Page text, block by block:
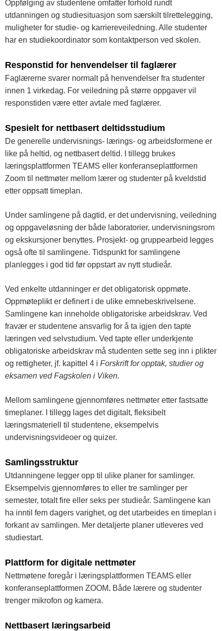
Oppfølging av studentene omfatter forhold rundt
utdanningen og studiesituasjon som særskilt tilrettelegging,
muligheter for studie- og karriereveiledning. Alle studenter
har en studiekoordinator som kontaktperson ved skolen.
Responstid for henvendelser til faglærer
Faglærerne svarer normalt på henvendelser fra studenter
innen 1 virkedag. For veiledning på større oppgaver vil
responstiden være etter avtale med faglærer.
Spesielt for nettbasert deltidsstudium
De generelle undervisnings- lærings- og arbeidsformene er
like på heltid, og nettbasert deltid. I tillegg brukes
læringsplattformen TEAMS eller konferanseplattformen
Zoom til nettmøter mellom lærer og studenter på kveldstid
etter oppsatt timeplan.
Under samlingene på dagtid, er det undervisning, veiledning
og oppgaveløsning der både laboratorier, undervisningsrom
og ekskursjoner benyttes. Prosjekt- og gruppearbeid legges
også ofte til samlingene. Tidspunkt for samlingene
planlegges i god tid før oppstart av nytt studieår.
Ved enkelte utdanninger er det obligatorisk oppmøte.
Oppmøteplikt er definert i de ulike emnebeskrivelsene.
Samlingene kan inneholde obligatoriske arbeidskrav. Ved
fravær er studentene ansvarlig for å ta igjen den tapte
læringen ved selvstudium. Ved tapte eller underkjente
obligatoriske arbeidskrav må studenten sette seg inn i plikter
og rettigheter, jf. kapittel 4 i Forskrift for opptak, studier og
eksamen ved Fagskolen i Viken.
Mellom samlingene gjennomføres nettmøter etter fastsatte
timeplaner. I tillegg lages det digitalt, fleksibelt
læringsmateriell til studentene, eksempelvis
undervisningsvideoer og quizer.
Samlingsstruktur
Utdanningene legger opp til ulike planer for samlinger.
Eksempelvis gjennomføres to eller tre samlinger per
semester, totalt fire eller seks per studieår. Samlingene kan
ha inntil fem dagers varighet, og det utarbeides en timeplan i
forkant av samlingen. Mer detaljerte planer utleveres ved
studiestart.
Plattform for digitale nettmøter
Nettmøtene foregår i læringsplattformen TEAMS eller
konferanseplattformen ZOOM. Både lærere og studenter
trenger mikrofon og kamera.
Nettbasert læringsarbeid